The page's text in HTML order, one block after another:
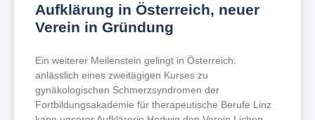
Aufklärung in Österreich, neuer
Verein in Gründung
Ein weiterer Meilenstein gelingt in Österreich:
anlässlich eines zweitägigen Kurses zu
gynäkologischen Schmerzsyndromen der
Fortbildungsakademie für therapeutische Berufe Linz